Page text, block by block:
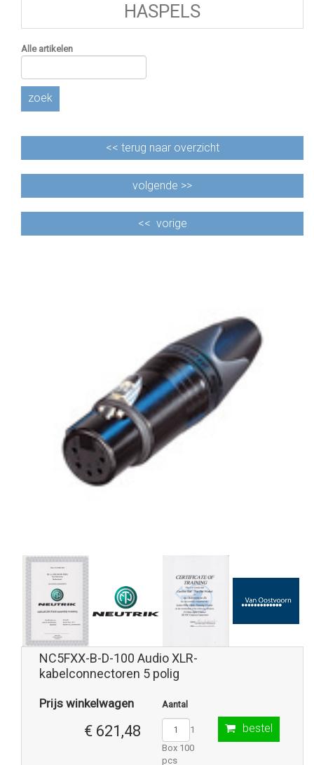
HASPELS
Alle artikelen
zoek
<< terug naar overzicht
volgende >>
<< vorige
NC5FXX-B-D-100 Audio XLR-
kabelconnectoren 5 polig
Prijs winkelwagen
€ 621,48
Aantal
1
Box 100
pcs
bestel